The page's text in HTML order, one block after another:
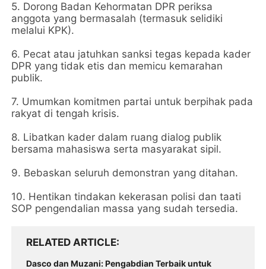
5. Dorong Badan Kehormatan DPR periksa
anggota yang bermasalah (termasuk selidiki
melalui KPK).
6. Pecat atau jatuhkan sanksi tegas kepada kader
DPR yang tidak etis dan memicu kemarahan
publik.
7. Umumkan komitmen partai untuk berpihak pada
rakyat di tengah krisis.
8. Libatkan kader dalam ruang dialog publik
bersama mahasiswa serta masyarakat sipil.
9. Bebaskan seluruh demonstran yang ditahan.
10. Hentikan tindakan kekerasan polisi dan taati
SOP pengendalian massa yang sudah tersedia.
RELATED ARTICLE
Dasco dan Muzani: Pengabdian Terbaik untuk